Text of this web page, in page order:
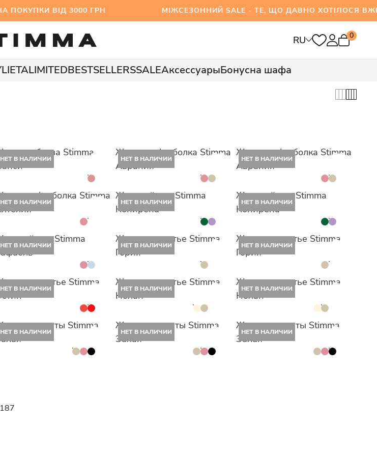
ПОКУПКИ ВІД 3000 ГРН МІЖСЕЗОННИЙ SALE - ТЕ, ЩО ДАВНО ХОТІЛОСЯ ВЖЕ
RU 0
LIETALIMITEDBESTSELLERSSALEАксессуарыБонусна шафа
НЕТ В НАЛИЧИИ
блуза Stimma
НЕТ В НАЛИЧИИ
Женская футболка Stimma
Аврания
НЕТ В НАЛИЧИИ
Женская футболка Stimma
Аврания
НЕТ В НАЛИЧИИ
футболка Stimma
НЕТ В НАЛИЧИИ
Женский топ Stimma
Копирена
НЕТ В НАЛИЧИИ
Женский топ Stimma
Копирена
НЕТ В НАЛИЧИИ
топ Stimma
НЕТ В НАЛИЧИИ
Женское платье Stimma
Гория
НЕТ В НАЛИЧИИ
Женское платье Stimma
Гория
НЕТ В НАЛИЧИИ
платье Stimma
НЕТ В НАЛИЧИИ
Женское платье Stimma
Нолан
НЕТ В НАЛИЧИИ
Женское платье Stimma
Нолан
НЕТ В НАЛИЧИИ
шорты Stimma
НЕТ В НАЛИЧИИ
Женские шорты Stimma
Залая
НЕТ В НАЛИЧИИ
Женские шорты Stimma
Залая
187